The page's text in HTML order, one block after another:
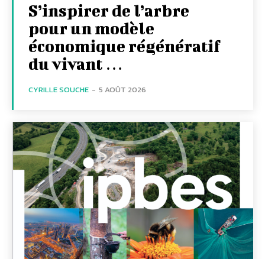
S’inspirer de l’arbre
pour un modèle
économique régénératif
du vivant …
CYRILLE SOUCHE - 5 AOÛT 2026